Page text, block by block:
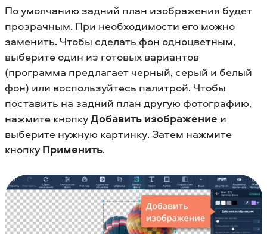
По умолчанию задний план изображения будет
прозрачным. При необходимости его можно
заменить. Чтобы сделать фон одноцветным,
выберите один из готовых вариантов
(программа предлагает черный, серый и белый
фон) или воспользуйтесь палитрой. Чтобы
поставить на задний план другую фотографию,
нажмите кнопкуДобавить изображение и
выберите нужную картинку. Затем нажмите
кнопку Применить.